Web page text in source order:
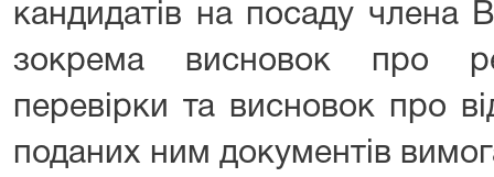
кандидатів на посаду члена
зокрема висновок про
перевірки та висновок про
поданих ним документів